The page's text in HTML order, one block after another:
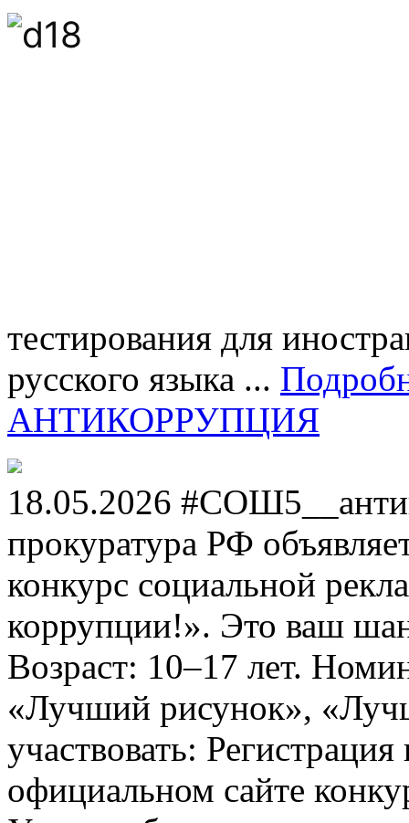
тестирования для
русского языка ...
АНТИКОРРУПЦИЯ
18.05.2026
прокуратура РФ
конкурс социальной
коррупции!». Это ваш
Возраст: 10–17 лет.
«Лучший рисунок»,
участвовать:
официальном сайте